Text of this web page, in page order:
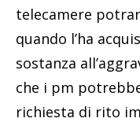
telecamere
quando l’ha
sostanza
che i pm
richiesta di rito